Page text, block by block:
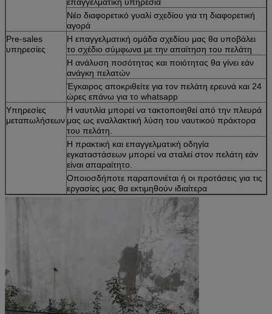
Νέο διαφορετικό γυαλί σχεδίου για τη διαφορετική
αγορά
Pre-sales
υπηρεσίες
Η επαγγελματική ομάδα σχεδίου μας θα υποβάλει
το σχέδιο σύμφωνα με την απαίτηση του πελάτη
Η ανάλυση ποσότητας και ποιότητας θα γίνει εάν
ανάγκη πελατών
Έγκαιρος αποκριθείτε για τον πελάτη ερευνά και 24
ώρες επάνω για το whatsapp
Υπηρεσίες
μεταπωλήσεων
Η ναυτιλία μπορεί να τακτοποιηθεί από την πλευρά
μας ως εναλλακτική λύση του ναυτικού πράκτορα
του πελάτη.
Η πρακτική και επαγγελματική οδηγία
εγκαταστάσεων μπορεί να σταλεί στον πελάτη εάν
είναι απαραίτητο.
Οποιοσδήποτε παραπονιέται ή οι προτάσεις για τις
εργασίες μας θα εκτιμηθούν ιδιαίτερα